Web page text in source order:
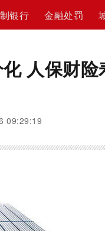
银行 金融处罚
人保财险
09:29:19